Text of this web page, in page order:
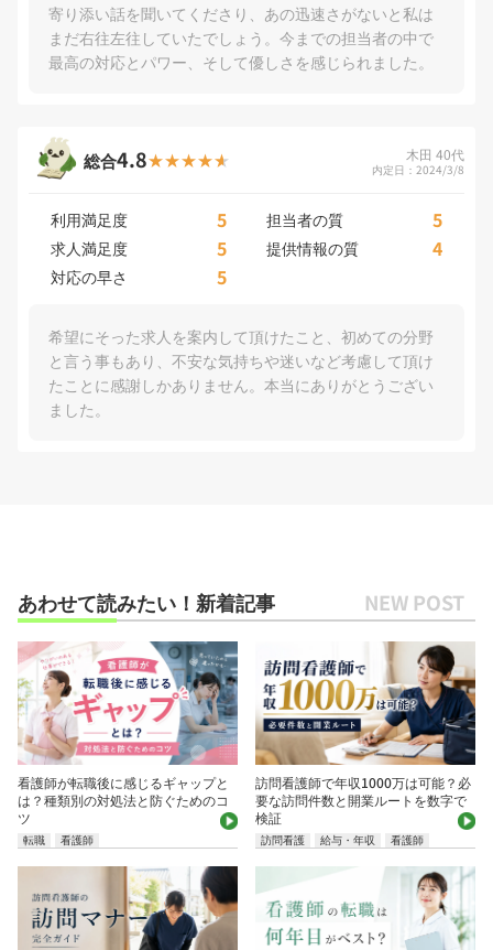
寄り添い話を聞いてくださり、あの迅速さがないと私は
まだ右往左往していたでしょう。今までの担当者の中で
最高の対応とパワー、そして優しさを感じられました。
総合4.8 木田 40代
内定日：2024/3/8
利用満足度 5 担当者の質 5
求人満足度 5 提供情報の質 4
対応の早さ 5
希望にそった求人を案内して頂けたこと、初めての分野
と言う事もあり、不安な気持ちや迷いなど考慮して頂け
たことに感謝しかありません。本当にありがとうござい
ました。
あわせて読みたい！新着記事
看護師が転職後に感じるギャップと
は？種類別の対処法と防ぐためのコ
ツ
転職 看護師
訪問看護師で年収1000万は可能？必
要な訪問件数と開業ルートを数字で
検証
訪問看護 給与・年収 看護師